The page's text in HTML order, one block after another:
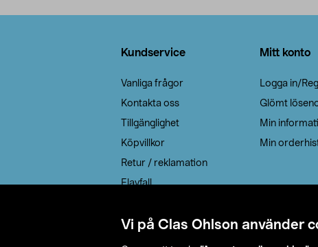
Vi på Clas Ohlson använder
Kundservice
Vanliga frågor
Kontakta oss
Tillgänglighet
Köpvillkor
Retur / reklamation
Elavfall
Leveransalternativ
Mitt konto
Logga in/
Glömt
Min
Min